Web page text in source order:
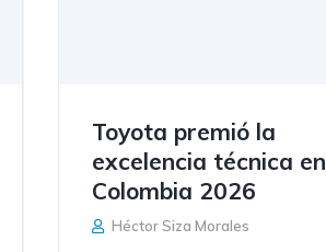
Toyota premió la
excelencia técnica en
Colombia 2026
Héctor Siza Morales